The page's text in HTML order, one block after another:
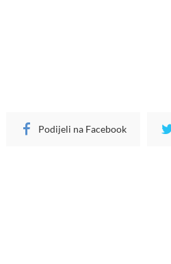
Podijeli na Facebook